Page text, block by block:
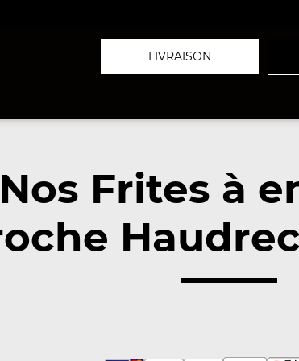
LIVRAISON
Nos Frites à